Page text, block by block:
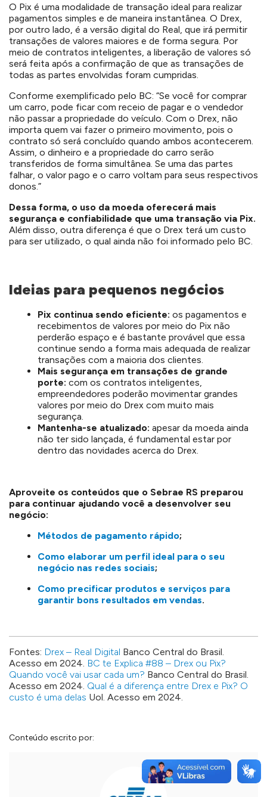
O Pix é uma modalidade de transação ideal para realizar
pagamentos simples e de maneira instantânea. O Drex,
por outro lado, é a versão digital do Real, que irá permitir
transações de valores maiores e de forma segura. Por
meio de contratos inteligentes, a liberação de valores só
será feita após a confirmação de que as transações de
todas as partes envolvidas foram cumpridas.
Conforme exemplificado pelo BC: “Se você for comprar
um carro, pode ficar com receio de pagar e o vendedor
não passar a propriedade do veículo. Com o Drex, não
importa quem vai fazer o primeiro movimento, pois o
contrato só será concluído quando ambos acontecerem.
Assim, o dinheiro e a propriedade do carro serão
transferidos de forma simultânea. Se uma das partes
falhar, o valor pago e o carro voltam para seus respectivos
donos.”
Dessa forma, o uso da moeda oferecerá mais
segurança e confiabilidade que uma transação via Pix.
Além disso, outra diferença é que o Drex terá um custo
para ser utilizado, o qual ainda não foi informado pelo BC.
Ideias para pequenos negócios
Pix continua sendo eficiente: os pagamentos e
recebimentos de valores por meio do Pix não
perderão espaço e é bastante provável que essa
continue sendo a forma mais adequada de realizar
transações com a maioria dos clientes.
Mais segurança em transações de grande
porte: com os contratos inteligentes,
empreendedores poderão movimentar grandes
valores por meio do Drex com muito mais
segurança.
Mantenha-se atualizado: apesar da moeda ainda
não ter sido lançada, é fundamental estar por
dentro das novidades acerca do Drex.
Aproveite os conteúdos que o Sebrae RS preparou
para continuar ajudando você a desenvolver seu
negócio:
Métodos de pagamento rápido;
Como elaborar um perfil ideal para o seu
negócio nas redes sociais;
Como precificar produtos e serviços para
garantir bons resultados em vendas.
Fontes: Drex – Real Digital Banco Central do Brasil.
Acesso em 2024. BC te Explica #88 – Drex ou Pix?
Quando você vai usar cada um? Banco Central do Brasil.
Acesso em 2024. Qual é a diferença entre Drex e Pix? O
custo é uma delas Uol. Acesso em 2024.
Conteúdo escrito por: